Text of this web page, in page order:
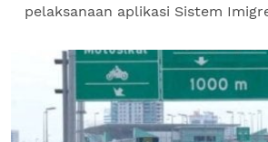
pelaksanaan aplikasi Sistem
Bangunan Sultan Iskandar...